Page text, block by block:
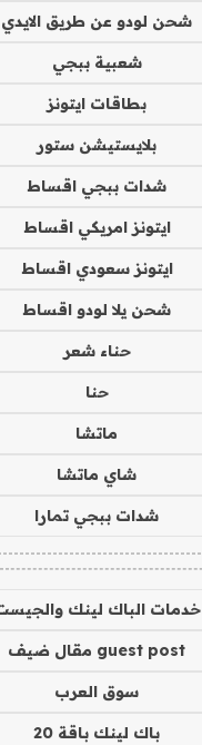
شحن لودو عن طريق الايدي
شعبية ببجي
بطاقات ايتونز
بلايستيشن ستور
شدات ببجي اقساط
ايتونز امريكي اقساط
ايتونز سعودي اقساط
شحن يلا لودو اقساط
حناء شعر
حنا
ماتشا
شاي ماتشا
شدات ببجي تمارا
خدمات الباك لينك
guest post مقال ضيف
سوق العرب
باك لينك باقة 20